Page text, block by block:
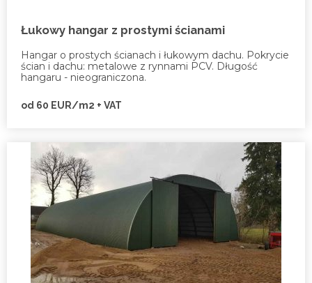
Łukowy hangar z prostymi ścianami
Hangar o prostych ścianach i łukowym dachu. Pokrycie
ścian i dachu: metalowe z rynnami PCV. Długość
hangaru - nieograniczona.
od 60 EUR/m2 + VAT